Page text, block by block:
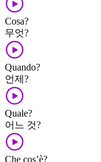
Cosa?
무엇?
Quando?
언제?
Quale?
어느 것?
Che cos’è?